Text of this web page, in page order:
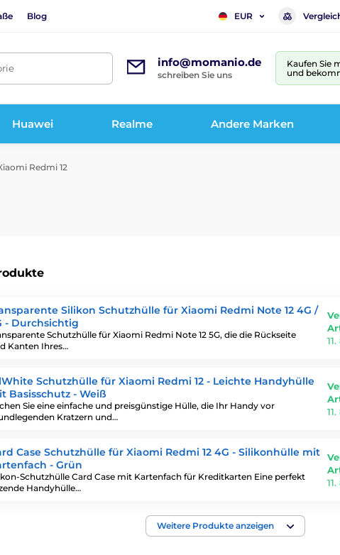
Blog EUR
info@momanio.de
schreiben Sie uns
Kaufen Sie
und
Huawei Realme Andere Marken
Redmi 12
Silikon Schutzhülle für Xiaomi Redmi Note 12 4G /
- Durchsichtig
Schutzhülle für Xiaomi Redmi Note 12 5G, die die Rückseite
Kanten Ihres…
Schutzhülle für Xiaomi Redmi 12 - Leichte Handyhülle
Basisschutz - Weiß
Sie eine einfache und preisgünstige Hülle, die Ihr Handy vor
Kratzern und…
Case Schutzhülle für Xiaomi Redmi 12 4G - Silikonhülle mit
- Grün
Schutzhülle Card Case mit Kartenfach für Kreditkarten Eine perfekt
Handyhülle…
Weitere Produkte anzeigen